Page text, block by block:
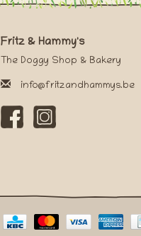
Fritz & Hammy's
The Doggy Shop & Bakery
info@fritzandhammys.be